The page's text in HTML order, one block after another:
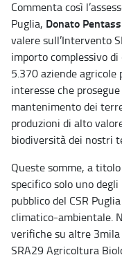
Commenta così
Puglia, Donato
valere sull’Intervento
importo complessivo
5.370 aziende agricole
interesse che
mantenimento dei
produzioni di alto
biodiversità dei nostri
Queste somme, a
specifico solo uno
pubblico del CSR
climatico-ambientale.
verifiche su altre
SRA29 Agricoltura